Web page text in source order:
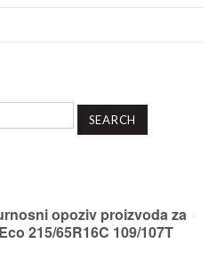
opoziv proizvoda za
215/65R16C 109/107T